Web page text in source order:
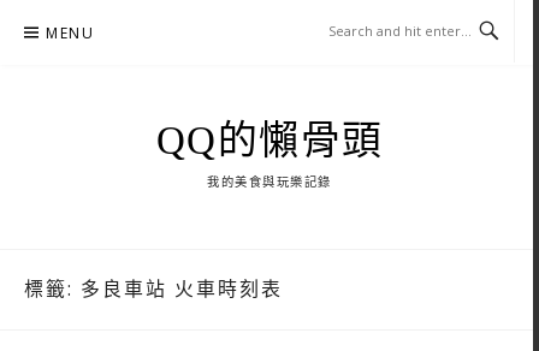
MENU
QQ的懶骨頭
我的美食與玩樂記錄
標籤: 多良車站 火車時刻表